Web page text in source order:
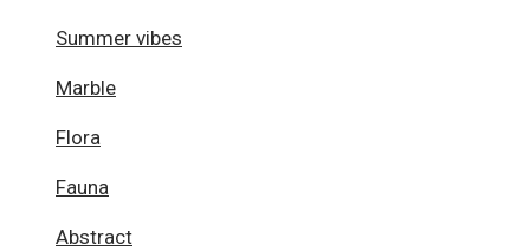
Summer vibes
Marble
Flora
Fauna
Abstract